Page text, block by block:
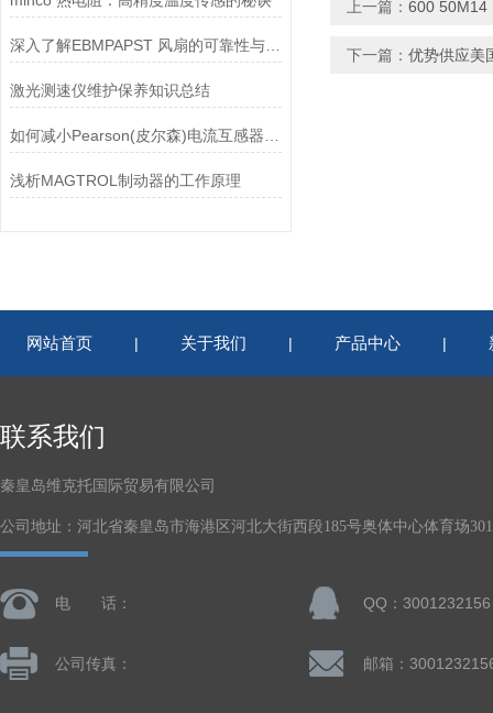
深入了解EBMPAPST 风扇的可靠性与耐用性
激光测速仪维护保养知识总结
浅析MAGTROL制动器的工作原理
上一篇： 600 50M14
下一篇： 优势供应美
网站首页 | 关于我们 | 产品中心 |
联系我们
秦皇岛维克托国际贸易有限公司
公司地址：河北省秦皇岛市海港区河北大街西段185号奥体中心体育场
电 话： QQ：3001232156
公司传真： 邮箱：